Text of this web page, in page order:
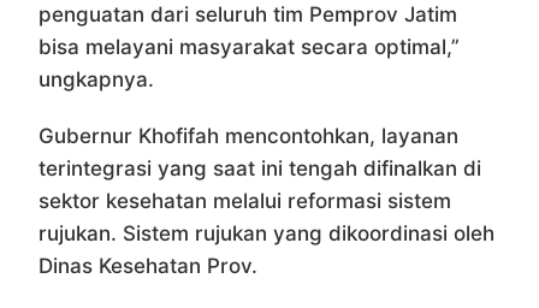
penguatan dari seluruh tim Pemprov Jatim
bisa melayani masyarakat secara optimal,”
ungkapnya.
Gubernur Khofifah mencontohkan, layanan
terintegrasi yang saat ini tengah difinalkan di
sektor kesehatan melalui reformasi sistem
rujukan. Sistem rujukan yang dikoordinasi oleh
Dinas Kesehatan Prov.